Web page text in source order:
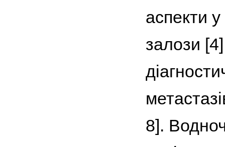
аспекти
залози
8].